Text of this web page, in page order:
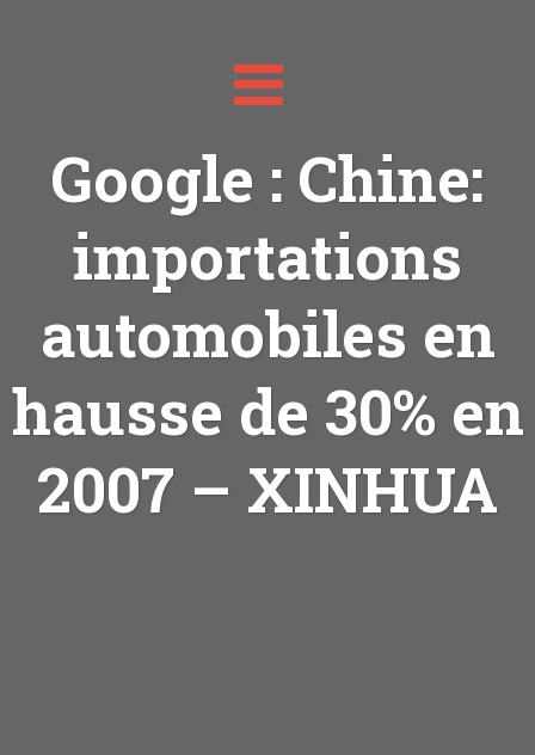
Toggle
navigation
Google : Chine:
importations
automobiles en
hausse de 30% en
2007 – XINHUA